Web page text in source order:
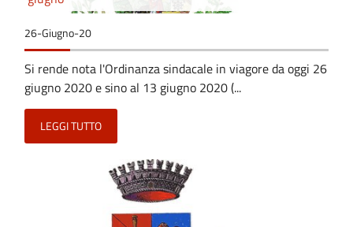
26-Giugno-20
Si rende nota l'Ordinanza sindacale in viagore da oggi 26
giugno 2020 e sino al 13 giugno 2020 (...
LEGGI TUTTO